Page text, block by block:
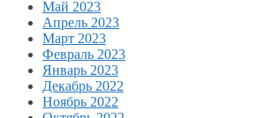
Май 2023
Апрель 2023
Март 2023
Февраль 2023
Январь 2023
Декабрь 2022
Ноябрь 2022